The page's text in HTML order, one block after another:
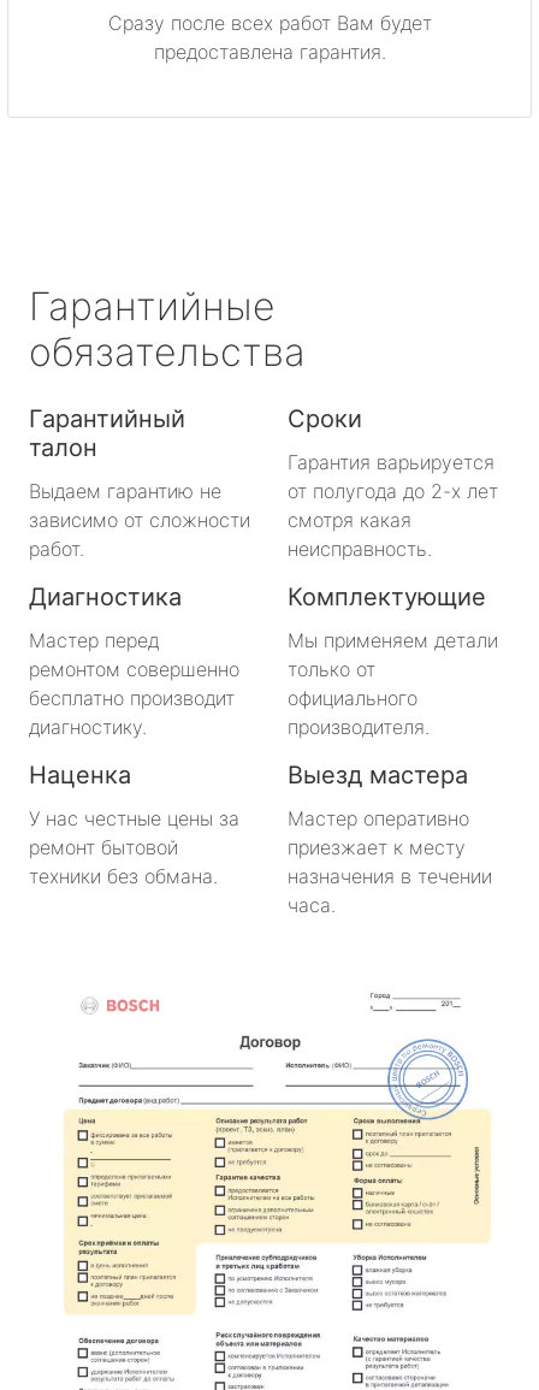
Сразу после всех работ Вам будет
предоставлена гарантия.
Гарантийные
обязательства
Гарантийный
талон
Выдаем гарантию не
зависимо от сложности
работ.
Сроки
Гарантия варьируется
от полугода до 2-х лет
смотря какая
неисправность.
Диагностика
Мастер перед
ремонтом совершенно
бесплатно производит
диагностику.
Комплектующие
Мы применяем детали
только от
официального
производителя.
Наценка
У нас честные цены за
ремонт бытовой
техники без обмана.
Выезд мастера
Мастер оперативно
приезжает к месту
назначения в течении
часа.